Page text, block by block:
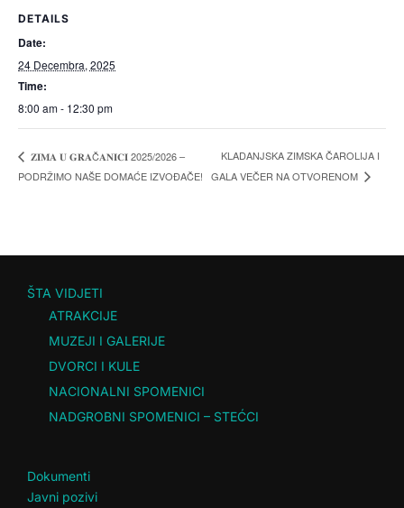
DETAILS
Date:
24 Decembra, 2025
Time:
8:00 am - 12:30 pm
𝐙𝐈𝐌𝐀 𝐔 𝐆𝐑𝐀Č𝐀𝐍𝐈𝐂𝐈 2025/2026 –
PODRŽIMO NAŠE DOMAĆE IZVOĐAČE!
KLADANJSKA ZIMSKA ČAROLIJA I
GALA VEČER NA OTVORENOM
ŠTA VIDJETI
ATRAKCIJE
MUZEJI I GALERIJE
DVORCI I KULE
NACIONALNI SPOMENICI
NADGROBNI SPOMENICI – STEĆCI
Dokumenti
Javni pozivi